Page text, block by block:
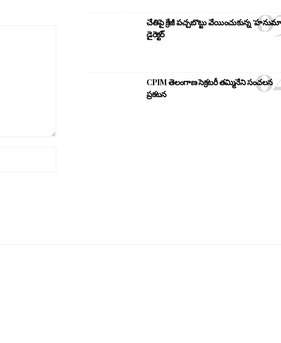
చేతిపై క్రేజీ పచ్చబొట్టు వేయించుకున్న
డైరెక్టర్
CPIM తెలంగాణ సెక్రటరీ తమ్మినేని సంచలన
ప్రకటన